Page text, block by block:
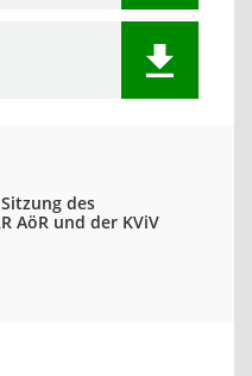
des
AöR und der KViV